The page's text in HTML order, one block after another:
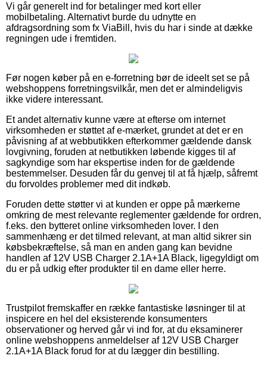
Vi går generelt ind for betalinger med kort eller
mobilbetaling. Alternativt burde du udnytte en
afdragsordning som fx ViaBill, hvis du har i sinde at dække
regningen ude i fremtiden.
Før nogen køber på en e-forretning bør de ideelt set se på
webshoppens forretningsvilkår, men det er almindeligvis
ikke videre interessant.
Et andet alternativ kunne være at efterse om internet
virksomheden er støttet af e-mærket, grundet at det er en
påvisning af at webbutikken efterkommer gældende dansk
lovgivning, foruden at netbutikken løbende kigges til af
sagkyndige som har ekspertise inden for de gældende
bestemmelser. Desuden får du genvej til at få hjælp, såfremt
du forvoldes problemer med dit indkøb.
Foruden dette støtter vi at kunden er oppe på mærkerne
omkring de mest relevante reglementer gældende for ordren,
f.eks. den bytteret online virksomheden lover. I den
sammenhæng er det tilmed relevant, at man altid sikrer sin
købsbekræftelse, så man en anden gang kan bevidne
handlen af 12V USB Charger 2.1A+1A Black, ligegyldigt om
du er på udkig efter produkter til en dame eller herre.
Trustpilot fremskaffer en række fantastiske løsninger til at
inspicere en hel del eksisterende konsumenters
observationer og herved går vi ind for, at du eksaminerer
online webshoppens anmeldelser af 12V USB Charger
2.1A+1A Black forud for at du lægger din bestilling.